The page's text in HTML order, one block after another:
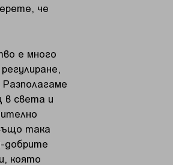
че
е много
в света и
така
добрите
която